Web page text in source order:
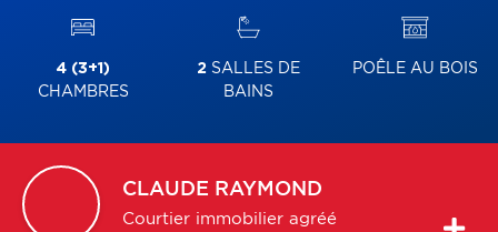
4 (3+1)
CHAMBRES
2 SALLES DE
BAINS
POÊLE AU BOIS
CLAUDE RAYMOND
Courtier immobilier agréé